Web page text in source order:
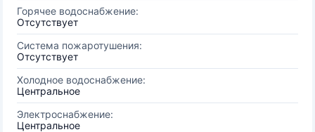
Горячее водоснабжение:
Отсутствует
Система пожаротушения:
Отсутствует
Холодное водоснабжение:
Центральное
Электроснабжение:
Центральное